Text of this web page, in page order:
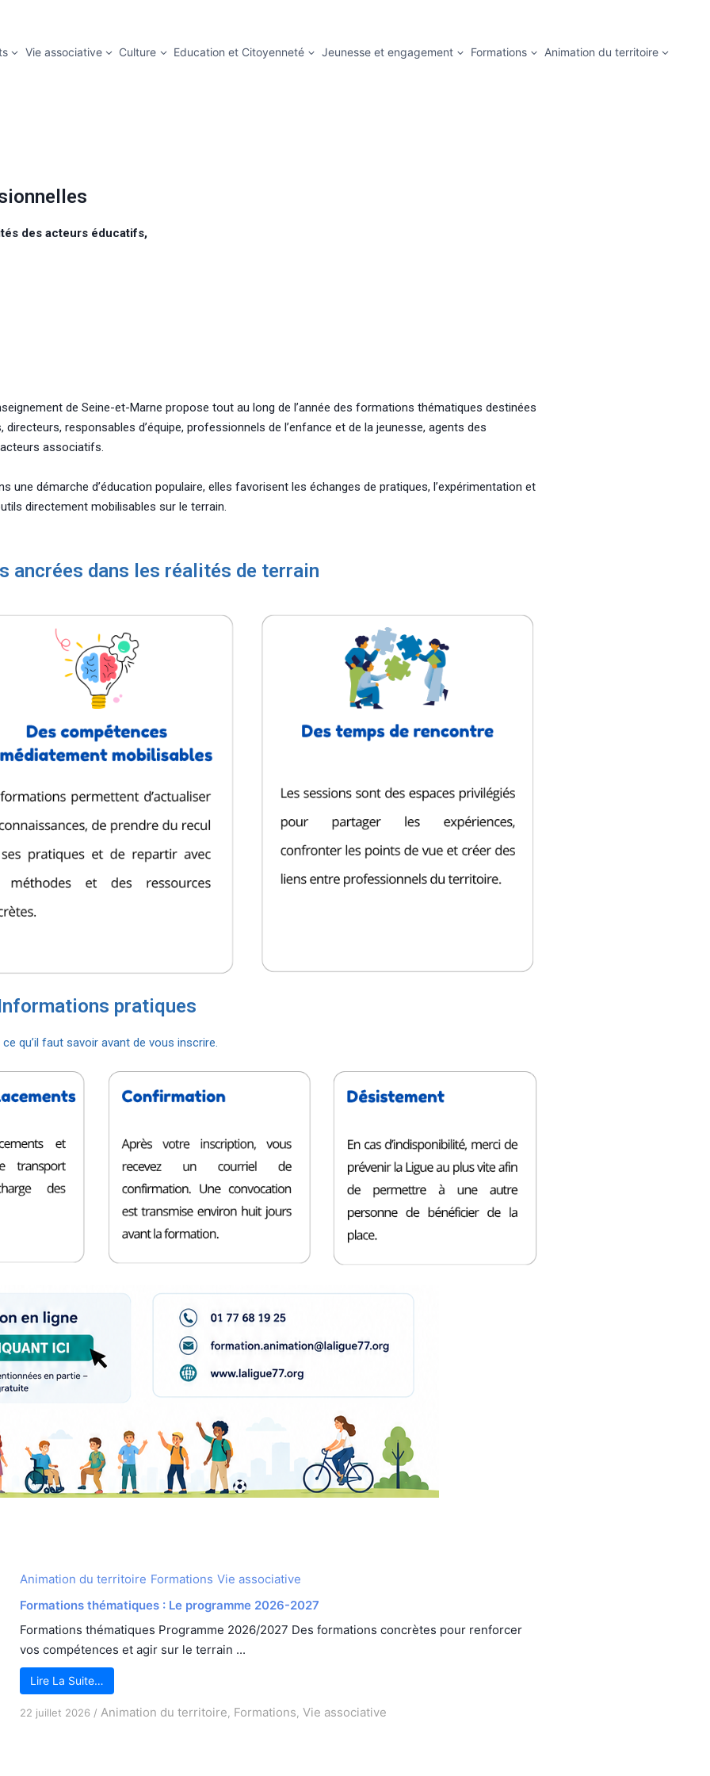
Vie associative Culture Education et Citoyenneté Jeunesse et engagement Formations Animation du territoire
des acteurs éducatifs,
de Seine-et-Marne propose tout au long de l’année des formations thématiques destinées
directeurs, responsables d’équipe, professionnels de l’enfance et de la jeunesse, agents des
associatifs.
une démarche d’éducation populaire, elles favorisent les échanges de pratiques, l’expérimentation et
directement mobilisables sur le terrain.
ancrées dans les réalités de terrain
pratiques
qu’il faut savoir avant de vous inscrire.
Animation du territoire Formations Vie associative
Formations thématiques : Le programme 2026-2027
Formations thématiques Programme 2026/2027 Des formations concrètes pour renforcer
vos compétences et agir sur le terrain ...
Lire La Suite…
22 juillet 2026 / Animation du territoire Formations Vie associative